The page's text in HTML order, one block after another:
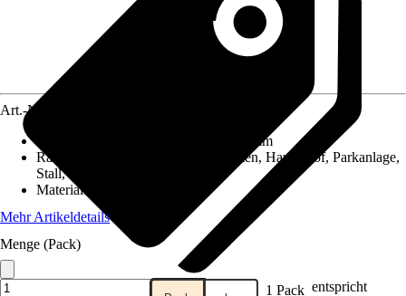
Art.-Nr.
15 mm - 19 mm
Räume
Bau, Caravan, Garage, Garten, Haus, Hof, Parkanlage,
Stall, Öffentlicher Bereich
Material:
Mehr Artikeldetails
Menge (Pack)
1 Pack entspricht